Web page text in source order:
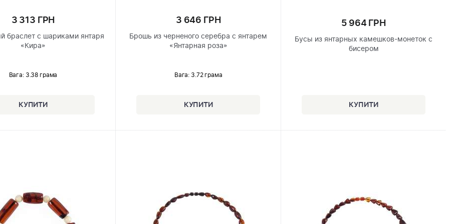
3 313 ГРН
браслет с шариками янтаря
«Кира»
Вага: 3.38 грама
3 646 ГРН
Брошь из черненого серебра с янтарем
«Янтарная роза»
Вага: 3.72 грама
5 964 ГРН
Бусы из янтарных камешков-монеток с
бисером